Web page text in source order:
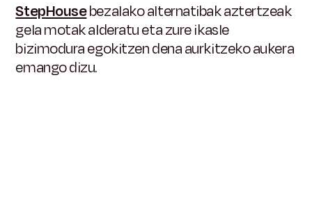
StepHousebezalako alternatibak aztertzeak
gela motak alderatu eta zure ikasle
bizimodura egokitzen dena aurkitzeko aukera
emango dizu.